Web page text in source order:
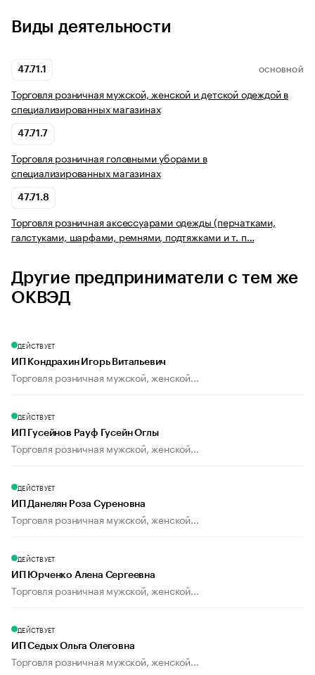
Виды деятельности
47.71.1 ОСНОВНОЙ
Торговля розничная мужской, женской и детской одеждой в
специализированных магазинах
47.71.7
Торговля розничная головными уборами в
специализированных магазинах
47.71.8
Торговля розничная аксессуарами одежды (перчатками,
галстуками, шарфами, ремнями, подтяжками и т. п…
Другие предприниматели с тем же
ОКВЭД
ДЕЙСТВУЕТ
ИП Кондрахин Игорь Витальевич
Торговля розничная мужской, женской...
ДЕЙСТВУЕТ
ИП Гусейнов Рауф Гусейн Оглы
Торговля розничная мужской, женской...
ДЕЙСТВУЕТ
ИП Данелян Роза Суреновна
Торговля розничная мужской, женской...
ДЕЙСТВУЕТ
ИП Юрченко Алена Сергеевна
Торговля розничная мужской, женской...
ДЕЙСТВУЕТ
ИП Седых Ольга Олеговна
Торговля розничная мужской, женской...